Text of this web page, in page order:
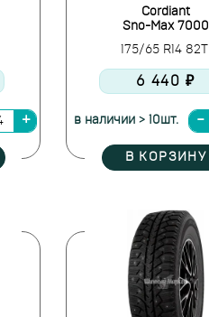
Cordiant
Sno-Max 7000
175/65 R14 82T
6 440 ₽
в наличии > 10шт.
В КОРЗИНУ